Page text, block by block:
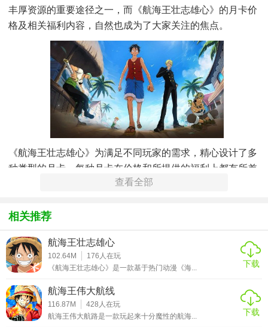
丰厚资源的重要途径之一，而《航海王壮志雄心》的月卡价
格及相关福利内容，自然也成为了大家关注的焦点。
《航海王壮志雄心》为满足不同玩家的需求，精心设计了多
种类型的月卡，每种月卡在价格和所提供的福利上都有所差
异，为玩家带来了多样化的选择。
其中，基础月卡以其亲民的价格和实用的福利，受到了广大
玩家的喜爱。基础月卡的价格定位在 30 元左右，对于大多数
查看全部
相关推荐
航海王壮志雄心
102.64M 176 人在玩
《航海王壮志雄心》是一款基于热门动漫《海...
下载
航海王伟大航线
116.87M 428 人在玩
航海王伟大航路是一款玩起来十分魔性的航海...
下载